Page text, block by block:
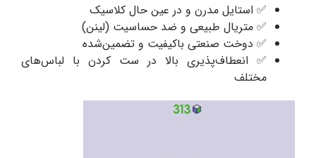
✅ استایل مدرن و در عین حال کلاسیک
✅ متریال طبیعی و ضد حساسیت (لینن)
✅ دوخت صنعتی باکیفیت و تضمین‌شده
✅ انعطاف‌پذیری بالا در ست کردن با لباس‌های
مختلف